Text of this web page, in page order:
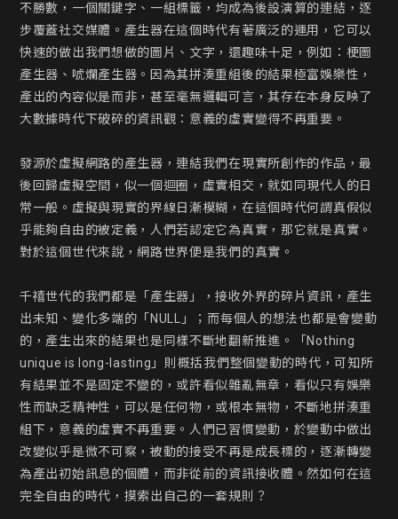
不勝數，一個關鍵字、一組標籤，均成為後設演算的連結，逐
步覆蓋社交媒體。產生器在這個時代有著廣泛的運用，它可以
快速的做出我們想做的圖片、文字，還趣味十足，例如：梗圖
產生器、唬爛產生器。因為其拼湊重組後的結果極富娛樂性，
產出的內容似是而非，甚至毫無邏輯可言，其存在本身反映了
大數據時代下破碎的資訊觀：意義的虛實變得不再重要。
發源於虛擬網路的產生器，連結我們在現實所創作的作品，最
後回歸虛擬空間，似一個迴圈，虛實相交，就如同現代人的日
常一般。虛擬與現實的界線日漸模糊，在這個時代何謂真假似
乎能夠自由的被定義，人們若認定它為真實，那它就是真實。
對於這個世代來說，網路世界便是我們的真實。
千禧世代的我們都是「產生器」，接收外界的碎片資訊，產生
出未知、變化多端的「NULL」；而每個人的想法也都是會變動
的，產生出來的結果也是同樣不斷地翻新推進。「Nothing
unique is long-lasting」則概括我們整個變動的時代，可知所
有結果並不是固定不變的，或許看似雜亂無章，看似只有娛樂
性而缺乏精神性，可以是任何物，或根本無物，不斷地拼湊重
組下，意義的虛實不再重要。人們已習慣變動，於變動中做出
改變似乎是微不可察，被動的接受不再是成長標的，逐漸轉變
為產出初始訊息的個體，而非從前的資訊接收體。然如何在這
完全自由的時代，摸索出自己的一套規則？